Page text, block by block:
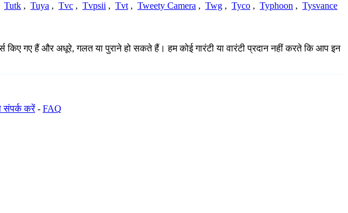
Tutk , Tuya , Tvc , Tvpsii , Tvt , Tweety Camera , Twg , Tyco , Typhoon , Tysvance
किए गए हैं और अधूरे, गलत या पुराने हो सकते हैं। हम कोई गारंटी या वारंटी प्रदान नहीं करते कि आप इन
संपर्क करें- FAQ